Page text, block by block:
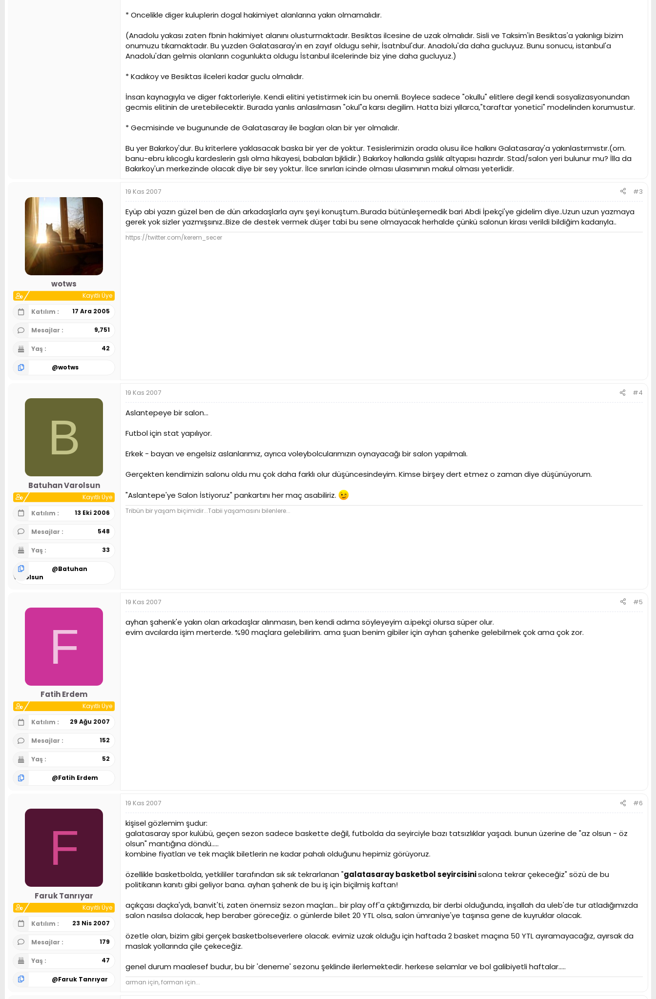
* Oncelikle diger kuluplerin dogal hakimiyet alanlarına yakın olmamalıdır.
(Anadolu yakası zaten fbnin hakimiyet alanını olusturmaktadır. Besiktas ilcesine de uzak olmalıdır. Sisli ve Taksim'in Besiktas'a yakınlıgı bizim
onumuzu tıkamaktadır. Bu yuzden Galatasaray'ın en zayıf oldugu sehir, İsatnbul'dur. Anadolu'da daha gucluyuz. Bunu sonucu, istanbul'a
Anadolu'dan gelmis olanların cogunlukta oldugu İstanbul ilcelerinde biz yine daha gucluyuz.)
* Kadıkoy ve Besiktas ilceleri kadar guclu olmalıdır.
İnsan kaynagıyla ve diger faktorleriyle. Kendi elitini yetistirmek icin bu onemli. Boylece sadece "okullu" elitlere degil kendi sosyalizasyonundan
gecmis elitinin de uretebilecektir. Burada yanlıs anlasılmasın "okul"a karsı degilim. Hatta bizi yıllarca,"taraftar yonetici" modelinden korumustur.
* Gecmisinde ve bugununde de Galatasaray ile bagları olan bir yer olmalıdır.
Bu yer Bakırkoy'dur. Bu kriterlere yaklasacak baska bir yer de yoktur. Tesislerimizin orada olusu ilce halkını Galatasaray'a yakınlastırmıstır.(orn.
banu-ebru kılıcoglu kardeslerin gslı olma hikayesi, babaları bjklidir.) Bakırkoy halkında gslılık altyapısı hazırdır. Stad/salon yeri bulunur mu? İlla da
Bakırkoy'un merkezinde olacak diye bir sey yoktur. İlce sınırları icinde olması ulasımının makul olması yeterlidir.
wotws
Kayıtlı Üye
Katılım
17 Ara 2005
Mesajlar 9,751
Yaş 42
@wotws
19 Kas 2007 #3
Eyüp abi yazın güzel ben de dün arkadaşlarla aynı şeyi konuştum..Burada bütünleşemedik bari Abdi İpekçi'ye gidelim diye..Uzun uzun yazmaya
gerek yok sizler yazmışsınız..Bize de destek vermek düşer tabi bu sene olmayacak herhalde çünkü salonun kirası verildi bildiğim kadarıyla..
https://twitter.com/kerem_secer
B
Batuhan Varolsun
Kayıtlı Üye
Katılım
13 Eki 2006
Mesajlar 548
Yaş 33
@Batuhan
Varolsun
19 Kas 2007 #4
Aslantepeye bir salon...
Futbol için stat yapılıyor.
Erkek - bayan ve engelsiz aslanlarımız, ayrıca voleybolcularımızın oynayacağı bir salon yapılmalı.
Gerçekten kendimizin salonu oldu mu çok daha farklı olur düşüncesindeyim. Kimse birşey dert etmez o zaman diye düşünüyorum.
"Aslantepe'ye Salon İstiyoruz" pankartını her maç asabiliriz.
Tribün bir yaşam biçimidir...Tabii yaşamasını bilenlere...
F
Fatih Erdem
Kayıtlı Üye
Katılım
29 Ağu 2007
Mesajlar 152
Yaş 52
@Fatih Erdem
19 Kas 2007 #5
ayhan şahenk'e yakın olan arkadaşlar alınmasın, ben kendi adıma söyleyeyim a.ipekçi olursa süper olur.
evim avcılarda işim merterde. %90 maçlara gelebilirim. ama şuan benim gibiler için ayhan şahenke gelebilmek çok ama çok zor.
F
Faruk Tanrıyar
Kayıtlı Üye
Katılım
23 Nis 2007
Mesajlar 179
Yaş 47
@Faruk Tanrıyar
19 Kas 2007 #6
kişisel gözlemim şudur:
galatasaray spor kulübü, geçen sezon sadece baskette değil, futbolda da seyirciyle bazı tatsızlıklar yaşadı. bunun üzerine de "az olsun - öz
olsun" mantığına döndü.....
kombine fiyatları ve tek maçlık biletlerin ne kadar pahalı olduğunu hepimiz görüyoruz.
özellikle basketbolda, yetkililer tarafından sık sık tekrarlanan "galatasaray basketbol seyircisinisalona tekrar çekeceğiz" sözü de bu
politikanın kanıtı gibi geliyor bana. ayhan şahenk de bu iş için biçilmiş kaftan!
açıkçası daçka'ydı, banvit'ti, zaten önemsiz sezon maçları... bir play off'a çıktığımızda, bir derbi olduğunda, inşallah da uleb'de tur atladığımızda
salon nasılsa dolacak, hep beraber göreceğiz. o günlerde bilet 20 YTL olsa, salon ümraniye'ye taşınsa gene de kuyruklar olacak.
özetle olan, bizim gibi gerçek basketbolseverlere olacak. evimiz uzak olduğu için haftada 2 basket maçına 50 YTL ayıramayacağız, ayırsak da
maslak yollarında çile çekeceğiz.
genel durum maalesef budur, bu bir 'deneme' sezonu şeklinde ilerlemektedir. herkese selamlar ve bol galibiyetli haftalar.....
arman için, forman için...